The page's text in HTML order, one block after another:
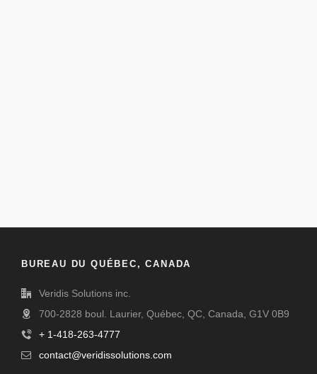
BUREAU DU QUÉBEC, CANADA
Veridis Solutions inc.
700-2828 boul. Laurier, Québec, QC, Canada, G1V 0B9
+ 1-418-263-4777
contact@veridissolutions.com